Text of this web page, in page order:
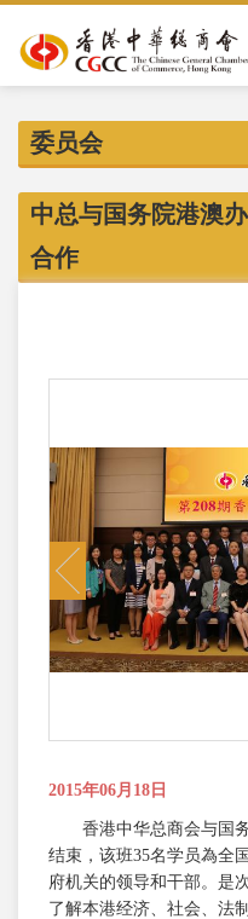
委员会
中总与国务院港澳
合作
Previous
2015年06月18日
香港中华总商会与国
结束，该班35名学员為全
府机关的领导和干部。是
了解本港经济、社会、法